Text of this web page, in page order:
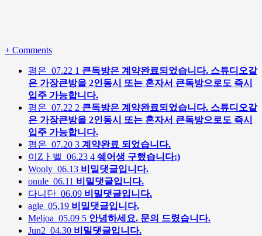
+ Comments
평온 07.22 1 큰독방은 계약완료되었습니다. 스튜디오같
은 가장큰방을 2인동시 또는 혼자서 큰독방으로도 즉시
입주 가능합니다.
평온 07.22 2 큰독방은 계약완료되었습니다. 스튜디오같
은 가장큰방을 2인동시 또는 혼자서 큰독방으로도 즉시
입주 가능합니다.
평온 07.20 3 계약완료 되었습니다.
이Zㅏ벨 06.23 4 쉐어생 구했습니다:)
Wooly 06.13 비밀댓글입니다.
onule 06.11 비밀댓글입니다.
다니단 06.09 비밀댓글입니다.
agle 05.19 비밀댓글입니다.
Meljoa 05.09 5 안녕하세요. 문의 드렸습니다.
Jun2 04.30 비밀댓글입니다.